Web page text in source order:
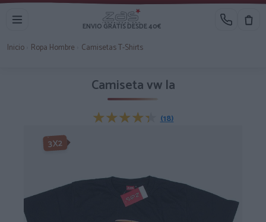
ENVIO GRATIS DESDE 40€
Inicio Ropa Hombre Camisetas T-Shirts
Camiseta vw la
★★★★★
★★★★★ (18)
3X2